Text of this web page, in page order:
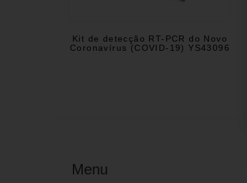
Kit de detecção RT-PCR do Novo
Coronavírus (COVID-19) YS43096
Menu